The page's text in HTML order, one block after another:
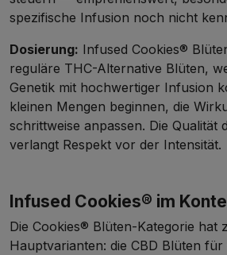
spezifische Infusion noch nicht
Dosierung: Infused Cookies®
reguläre THC-Alternative Blüten,
Genetik mit hochwertiger Infusion
kleinen Mengen beginnen, die
schrittweise anpassen. Die Qualität
verlangt Respekt vor der Intensität.
Infused Cookies® im
Die Cookies® Blüten-Kategorie hat
Hauptvarianten: die CBD Blüten für